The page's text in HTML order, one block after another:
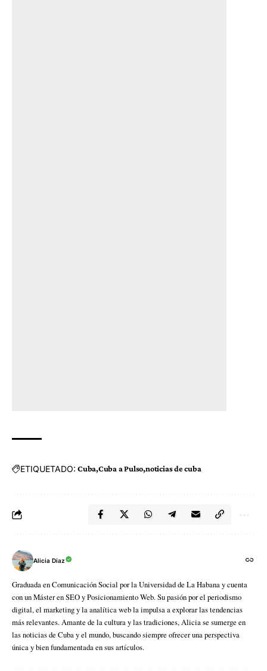
ETIQUETADO: Cuba Cuba a Pulso noticias de cuba
Alicia Díaz
Graduada en Comunicación Social por la Universidad de La Habana y cuenta
con un Máster en SEO y Posicionamiento Web. Su pasión por el periodismo
digital, el marketing y la analítica web la impulsa a explorar las tendencias
más relevantes. Amante de la cultura y las tradiciones, Alicia se sumerge en
las noticias de Cuba y el mundo, buscando siempre ofrecer una perspectiva
única y bien fundamentada en sus artículos.